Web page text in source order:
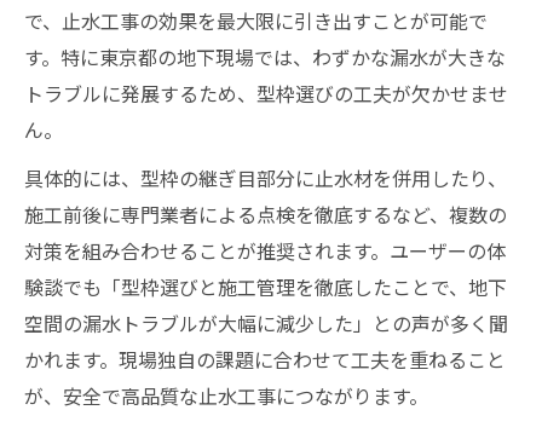
で、止水工事の効果を最大限に引き出すことが可能で
す。特に東京都の地下現場では、わずかな漏水が大きな
トラブルに発展するため、型枠選びの工夫が欠かせませ
ん。
具体的には、型枠の継ぎ目部分に止水材を併用したり、
施工前後に専門業者による点検を徹底するなど、複数の
対策を組み合わせることが推奨されます。ユーザーの体
験談でも「型枠選びと施工管理を徹底したことで、地下
空間の漏水トラブルが大幅に減少した」との声が多く聞
かれます。現場独自の課題に合わせて工夫を重ねること
が、安全で高品質な止水工事につながります。